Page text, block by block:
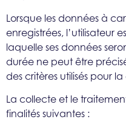
Lorsque les données à
enregistrées, l’utilisateur
laquelle ses données
durée ne peut être
des critères utilisés pour
La collecte et le
finalités suivantes :